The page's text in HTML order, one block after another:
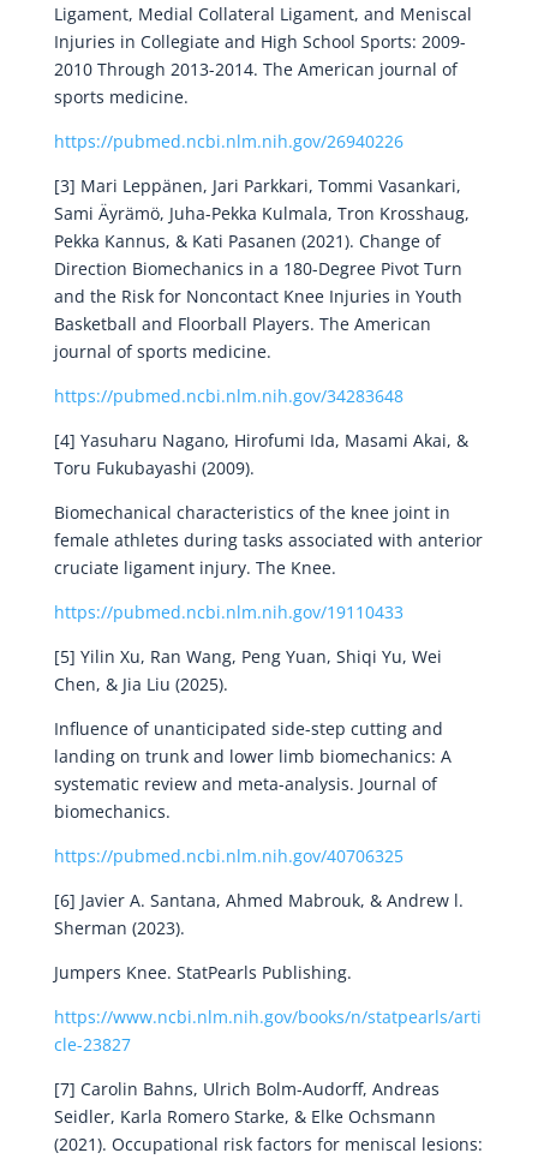
Ligament, Medial Collateral Ligament, and Meniscal
Injuries in Collegiate and High School Sports: 2009-
2010 Through 2013-2014. The American journal of
sports medicine.
https://pubmed.ncbi.nlm.nih.gov/26940226
[3] Mari Leppänen, Jari Parkkari, Tommi Vasankari,
Sami Äyrämö, Juha-Pekka Kulmala, Tron Krosshaug,
Pekka Kannus, & Kati Pasanen (2021). Change of
Direction Biomechanics in a 180-Degree Pivot Turn
and the Risk for Noncontact Knee Injuries in Youth
Basketball and Floorball Players. The American
journal of sports medicine.
https://pubmed.ncbi.nlm.nih.gov/34283648
[4] Yasuharu Nagano, Hirofumi Ida, Masami Akai, &
Toru Fukubayashi (2009).
Biomechanical characteristics of the knee joint in
female athletes during tasks associated with anterior
cruciate ligament injury. The Knee.
https://pubmed.ncbi.nlm.nih.gov/19110433
[5] Yilin Xu, Ran Wang, Peng Yuan, Shiqi Yu, Wei
Chen, & Jia Liu (2025).
Influence of unanticipated side-step cutting and
landing on trunk and lower limb biomechanics: A
systematic review and meta-analysis. Journal of
biomechanics.
https://pubmed.ncbi.nlm.nih.gov/40706325
[6] Javier A. Santana, Ahmed Mabrouk, & Andrew l.
Sherman (2023).
Jumpers Knee. StatPearls Publishing.
https://www.ncbi.nlm.nih.gov/books/n/statpearls/arti
cle-23827
[7] Carolin Bahns, Ulrich Bolm-Audorff, Andreas
Seidler, Karla Romero Starke, & Elke Ochsmann
(2021). Occupational risk factors for meniscal lesions: